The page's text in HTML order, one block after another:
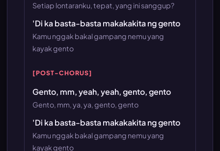
Setiap lontaranku, tepat, yang ini sanggup?
'Di ka basta-basta makakakita ng gento
Kamu nggak bakal gampang nemu yang
kayak gento
[POST-CHORUS]
Gento, mm, yeah, yeah, gento, gento
Gento, mm, ya, ya, gento, gento
'Di ka basta-basta makakakita ng gento
Kamu nggak bakal gampang nemu yang
kayak gento